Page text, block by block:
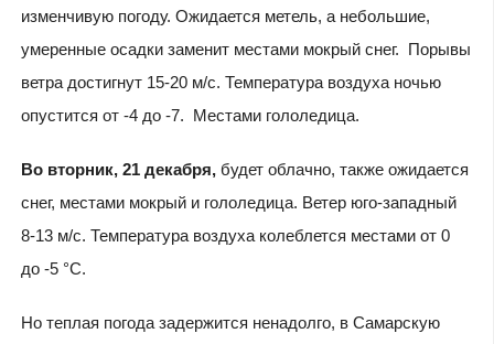
изменчивую погоду. Ожидается метель, а небольшие,
умеренные осадки заменит местами мокрый снег. Порывы
ветра достигнут 15-20 м/с. Температура воздуха ночью
опустится от -4 до -7. Местами гололедица.
Во вторник, 21 декабря, будет облачно, также ожидается
снег, местами мокрый и гололедица. Ветер юго-западный
8-13 м/с. Температура воздуха колеблется местами от 0
до -5 °C.
Но теплая погода задержится ненадолго, в Самарскую